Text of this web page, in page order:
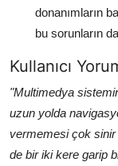
donanımların
bu sorunların
Kullanıcı
"Multimedya
uzun yolda
vermemesi çok sinir
de bir iki kere garip